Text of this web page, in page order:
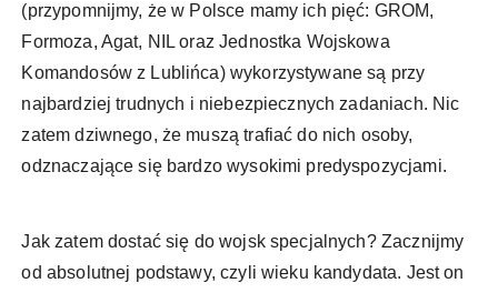
(przypomnijmy, że w Polsce mamy ich pięć: GROM,
Formoza, Agat, NIL oraz Jednostka Wojskowa
Komandosów z Lublińca) wykorzystywane są przy
najbardziej trudnych i niebezpiecznych zadaniach. Nic
zatem dziwnego, że muszą trafiać do nich osoby,
odznaczające się bardzo wysokimi predyspozycjami.
Jak zatem dostać się do wojsk specjalnych? Zacznijmy
od absolutnej podstawy, czyli wieku kandydata. Jest on